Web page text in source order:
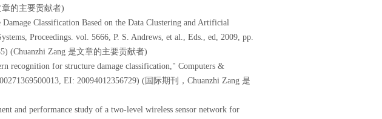
章的主要贡献者)
Classification Based on the Data Clustering and Artificial
Proceedings. vol. 5666, P. S. Andrews, et al., Eds., ed, 2009, pp.
(Chuanzhi Zang 是文章的主要贡献者)
recognition for structure damage classification," Computers &
EI: 20094012356729) (国际期刊，Chuanzhi Zang 是
and performance study of a two-level wireless sensor network for